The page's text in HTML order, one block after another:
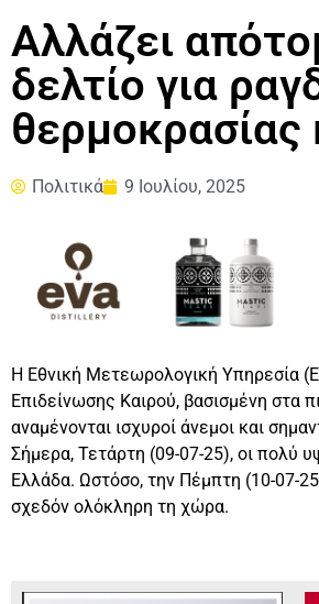
Αλλάζει
δελτίο για
θερμοκρασίας
Πολιτικά 9 Ιουλίου, 2025
Η Εθνική Μετεωρολογική Υπηρεσία
Επιδείνωσης Καιρού, βασισμένη στα
αναμένονται ισχυροί άνεμοι και
Σήμερα, Τετάρτη (09-07-25), οι πολύ
Ελλάδα. Ωστόσο, την Πέμπτη (10-07-
σχεδόν ολόκληρη τη χώρα.